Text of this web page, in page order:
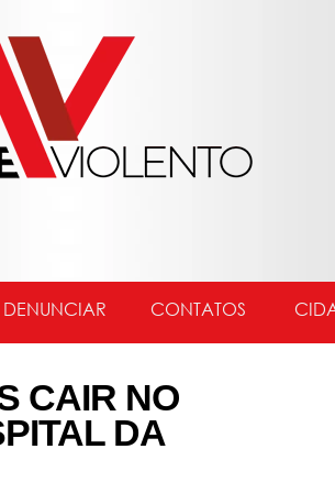
DENUNCIAR CONTATOS
CAIR NO
DA